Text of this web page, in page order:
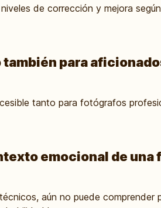
de corrección y mejora
también para
tanto para fotógrafos
emocional de una
aún no puede